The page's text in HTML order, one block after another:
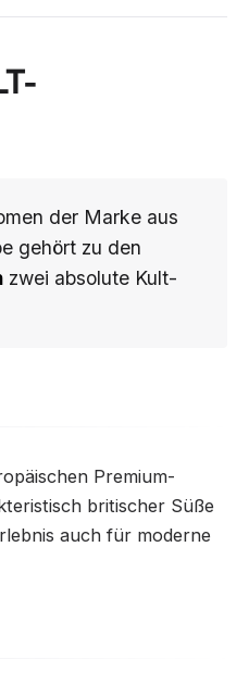
der Marke aus
gehört zu den
zwei absolute Kult-
Premium-
britischer Süße
auch für moderne